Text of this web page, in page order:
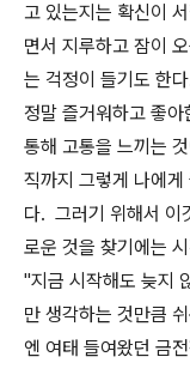
고 있는지는 확신이
면서 지루하고 잠이
는 걱정이 들기도 한
정말 즐거워하고 좋
통해 고통을 느끼는
직까지 그렇게 나에
다. 그러기 위해서 이
로운 것을 찾기에는
"지금 시작해도 늦지
만 생각하는 것만큼
엔 여태 들여왔던 금